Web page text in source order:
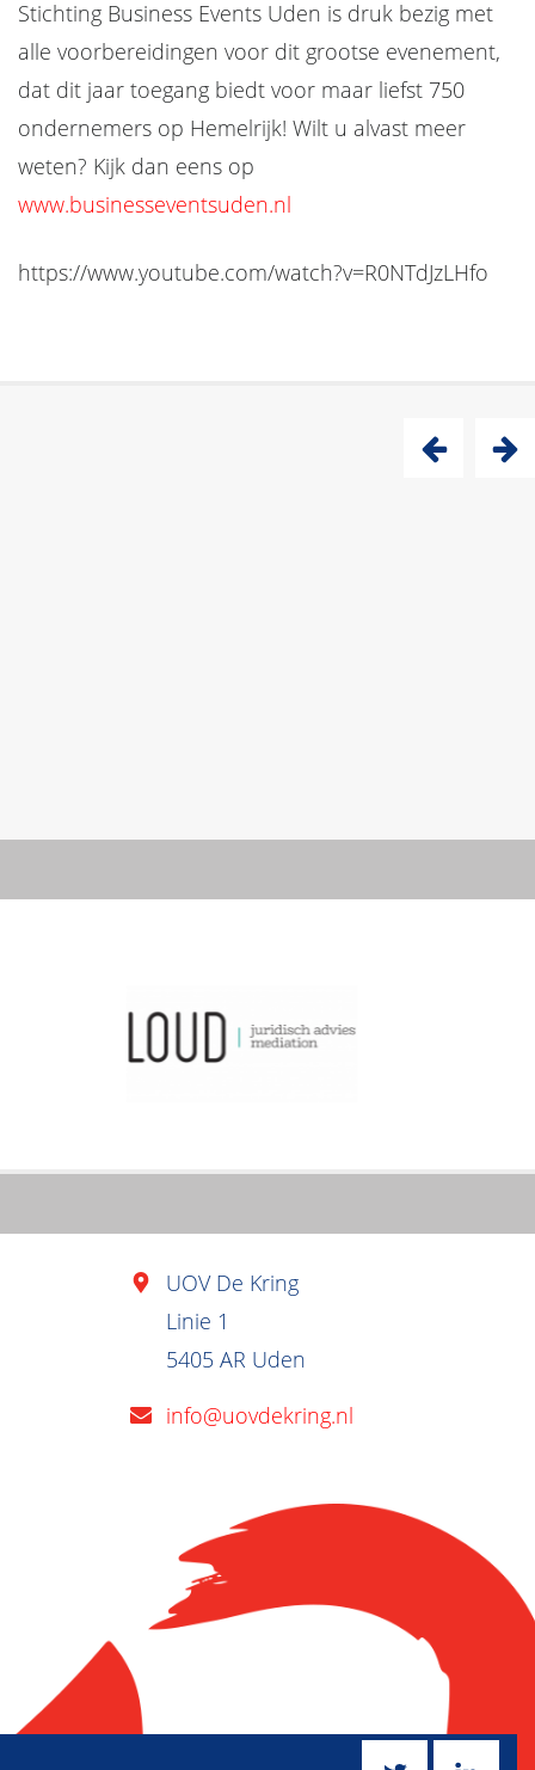
Stichting Business Events Uden is druk bezig met
alle voorbereidingen voor dit grootse evenement,
dat dit jaar toegang biedt voor maar liefst 750
ondernemers op Hemelrijk! Wilt u alvast meer
weten? Kijk dan eens op
www.businesseventsuden.nl
https://www.youtube.com/watch?v=R0NTdJzLHfo
UOV De Kring
Linie 1
5405 AR Uden
info@uovdekring.nl